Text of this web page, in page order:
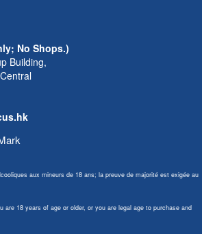
No Shops.)
Building,
aux mineurs de 18 ans; la preuve de majorité est exigée au
are 18 years of age or older, or you are legal age to purchase and